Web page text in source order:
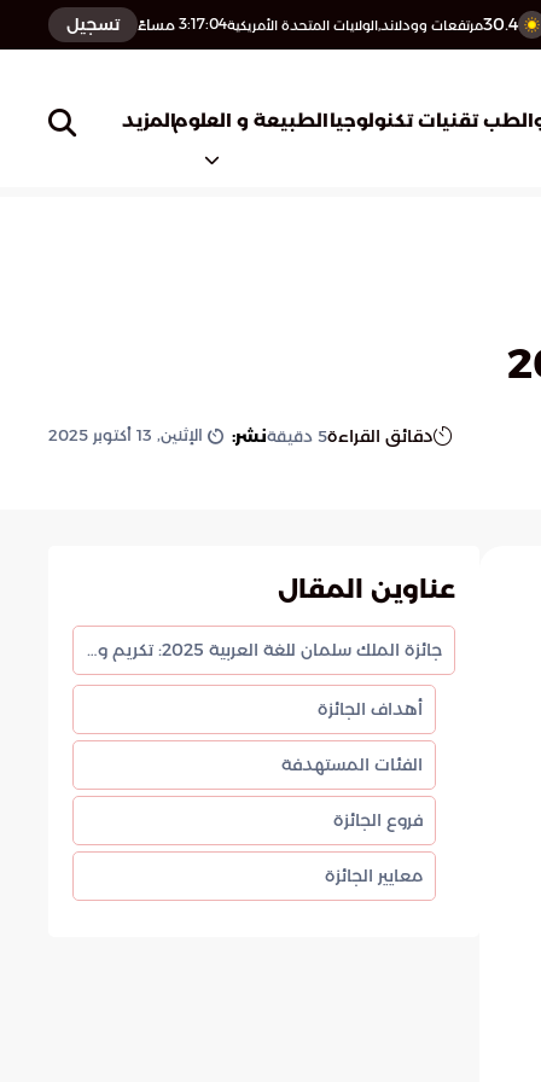
30.4مرتفعات وودلاند,الولايات المتحدة الأمريكية3:17:05 مساءً تسجيل
تقنيات تكنولوجياالطبيعة و العلومالمزيد
دقائق القراءة5 دقيقةنشر: الإثنين, 13 أكتوبر 2025
عناوين المقال
جائزة الملك سلمان للغة العربية 2025: تكريم وإبداع
أهداف الجائزة
الفئات المستهدفة
فروع الجائزة
معايير الجائزة